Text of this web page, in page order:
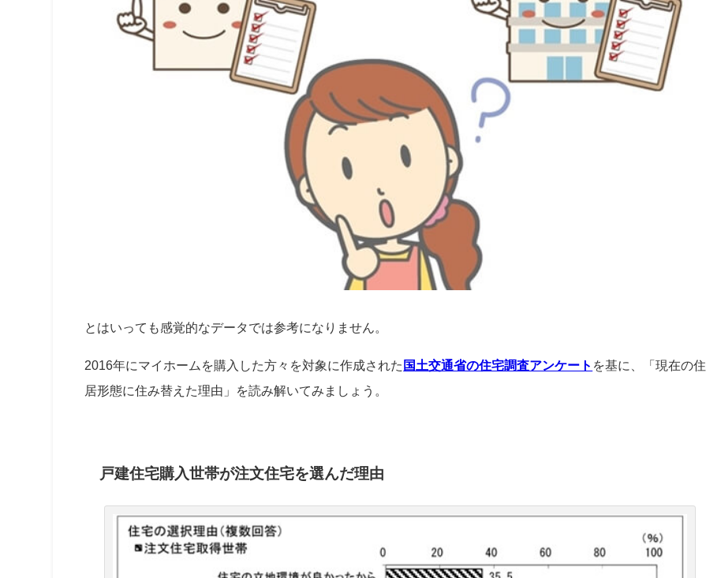
とはいっても感覚的なデータでは参考になりません。
2016年にマイホームを購入した方々を対象に作成された 国土交通省の住宅調査アンケート を基に、「現在の住
居形態に住み替えた理由」を読み解いてみましょう。
戸建住宅購入世帯が注文住宅を選んだ理由